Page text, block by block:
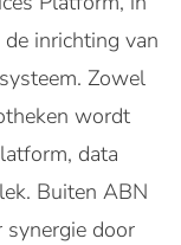
inrichting van
Zowel
wordt
data
Buiten ABN
door